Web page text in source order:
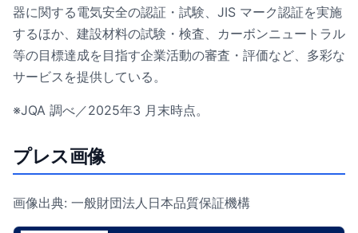
器に関する電気安全の認証・試験、JIS マーク認証を実施
するほか、建設材料の試験・検査、カーボンニュートラル
等の目標達成を目指す企業活動の審査・評価など、多彩な
サービスを提供している。
※JQA 調べ／2025年3 月末時点。
プレス画像
画像出典: 一般財団法人日本品質保証機構